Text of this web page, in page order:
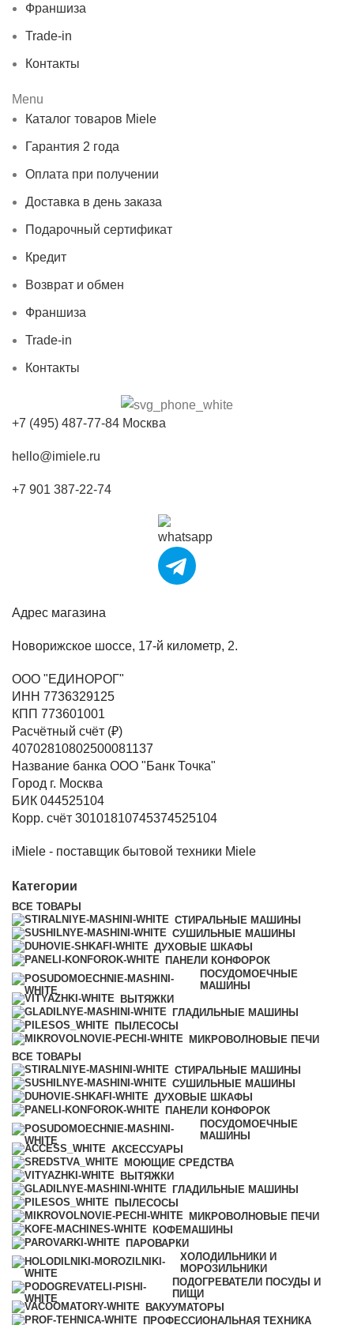
Франшиза
Trade-in
Контакты
Menu
Каталог товаров Miele
Гарантия 2 года
Оплата при получении
Доставка в день заказа
Подарочный сертификат
Кредит
Возврат и обмен
Франшиза
Trade-in
Контакты
+7 (495) 487-77-84 Москва
hello@imiele.ru
+7 901 387-22-74
Адрес магазина
Новорижское шоссе, 17-й километр, 2.
ООО "ЕДИНОРОГ"
ИНН 7736329125
КПП 773601001
Расчётный счёт (₽)
40702810802500081137
Название банка ООО "Банк Точка"
Город г. Москва
БИК 044525104
Корр. счёт 30101810745374525104
iMiele - поставщик бытовой техники Miele
Категории
ВСЕ ТОВАРЫ
СТИРАЛЬНЫЕ МАШИНЫ
СУШИЛЬНЫЕ МАШИНЫ
ДУХОВЫЕ ШКАФЫ
ПАНЕЛИ КОНФОРОК
ПОСУДОМОЕЧНЫЕ
МАШИНЫ
ВЫТЯЖКИ
ГЛАДИЛЬНЫЕ МАШИНЫ
ПЫЛЕСОСЫ
МИКРОВОЛНОВЫЕ ПЕЧИ
ВСЕ ТОВАРЫ
СТИРАЛЬНЫЕ МАШИНЫ
СУШИЛЬНЫЕ МАШИНЫ
ДУХОВЫЕ ШКАФЫ
ПАНЕЛИ КОНФОРОК
ПОСУДОМОЕЧНЫЕ
МАШИНЫ
АКСЕССУАРЫ
МОЮЩИЕ СРЕДСТВА
ВЫТЯЖКИ
ГЛАДИЛЬНЫЕ МАШИНЫ
ПЫЛЕСОСЫ
МИКРОВОЛНОВЫЕ ПЕЧИ
КОФЕМАШИНЫ
ПАРОВАРКИ
ХОЛОДИЛЬНИКИ И
МОРОЗИЛЬНИКИ
ПОДОГРЕВАТЕЛИ ПОСУДЫ И
ПИЩИ
ВАКУУМАТОРЫ
ПРОФЕССИОНАЛЬНАЯ ТЕХНИКА